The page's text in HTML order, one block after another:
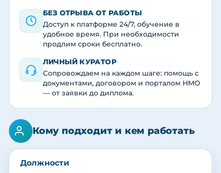
БЕЗ ОТРЫВА ОТ РАБОТЫ
Доступ к платформе 24/7, обучение в
удобное время. При необходимости
продлим сроки бесплатно.
ЛИЧНЫЙ КУРАТОР
Сопровождаем на каждом шаге: помощь с
документами, договором и порталом НМО
— от заявки до диплома.
Кому подходит и кем работать
Должности